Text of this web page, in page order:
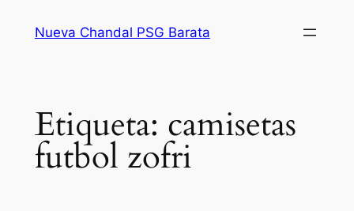
Nueva Chandal PSG Barata
Etiqueta: camisetas
futbol zofri